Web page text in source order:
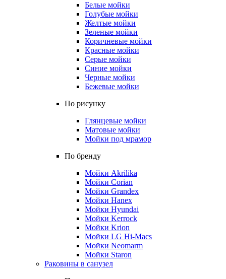
Белые мойки
Голубые мойки
Желтые мойки
Зеленые мойки
Коричневые мойки
Красные мойки
Серые мойки
Синие мойки
Черные мойки
Бежевые мойки
По рисунку
Глянцевые мойки
Матовые мойки
Мойки под мрамор
По бренду
Мойки Akrilika
Мойки Corian
Мойки Grandex
Мойки Hanex
Мойки Hyundai
Мойки Kerrock
Мойки Krion
Мойки LG Hi-Macs
Мойки Neomarm
Мойки Staron
Раковины в санузел